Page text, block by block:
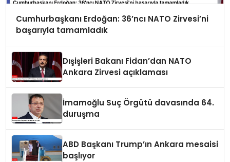
Cumhurbaşkanı Erdoğan: 36’ncı NATO Zirvesi’ni
başarıyla tamamladık
Dışişleri Bakanı Fidan’dan NATO
Ankara Zirvesi açıklaması
İmamoğlu Suç Örgütü davasında 64.
duruşma
ABD Başkanı Trump’ın Ankara mesaisi
başlıyor